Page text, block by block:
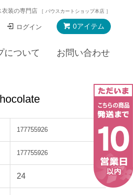
衣装の専門店 ［ パウスカートショップ本店 ］
0アイテム
ログイン
について お問い合わせ
177755926
177755926
24